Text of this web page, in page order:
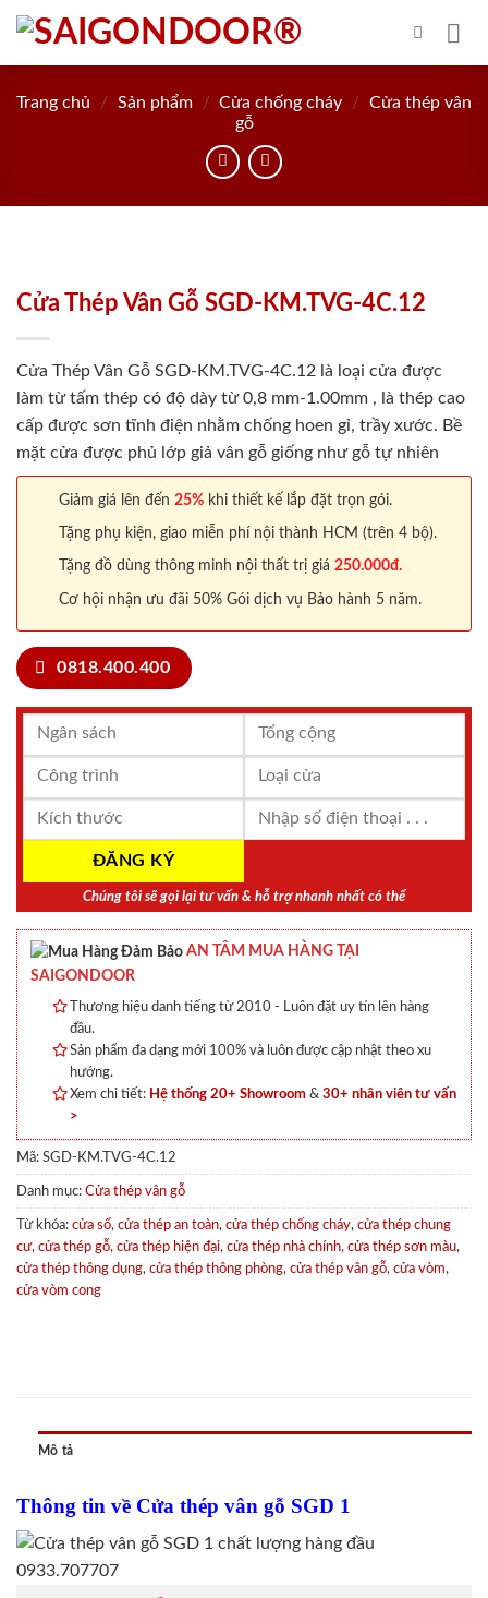
Skip
content
Trang chủ / Sản phẩm / Cửa chống cháy /
Cửa thép vân
gỗ
Cửa Thép Vân Gỗ SGD-KM.TVG-4C.12
Cửa Thép Vân Gỗ SGD-KM.TVG-4C.12 là loại cửa được
làm từ tấm thép có độ dày từ 0,8 mm-1.00mm , là thép cao
cấp được sơn tĩnh điện nhằm chống hoen gỉ, trầy xước. Bề
mặt cửa được phủ lớp giả vân gỗ giống như gỗ tự nhiên
Giảm giá lên đến 25% khi thiết kế lắp đặt trọn gói.
Tặng phụ kiện, giao miễn phí nội thành HCM (trên 4 bộ).
Tặng đồ dùng thông minh nội thất trị giá 250.000đ.
Cơ hội nhận ưu đãi 50% Gói dịch vụ Bảo hành 5 năm.
0818.400.400
Chúng tôi sẽ gọi lại tư vấn & hỗ trợ nhanh nhất có thể
AN TÂM MUA HÀNG TẠI
SAIGONDOOR
Thương hiệu danh tiếng từ 2010 - Luôn đặt uy tín lên hàng
đầu.
Sản phẩm đa dạng mới 100% và luôn được cập nhật theo xu
hướng.
Xem chi tiết: Hệ thống 20+ Showroom & 30+ nhân viên tư vấn
>
Mã: SGD-KM.TVG-4C.12
Danh mục: Cửa thép vân gỗ
Từ khóa: cửa sổ, cửa thép an toàn, cửa thép chống cháy, cửa thép chung
cư, cửa thép gỗ, cửa thép hiện đại, cửa thép nhà chính, cửa thép sơn màu,
cửa thép thông dụng, cửa thép thông phòng, cửa thép vân gỗ, cửa vòm,
cửa vòm cong
Mô tả
Thông tin về Cửa thép vân gỗ SGD 1